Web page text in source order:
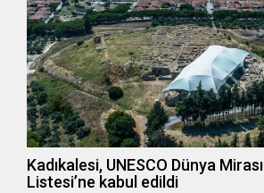
Kadıkalesi, UNESCO Dünya
Listesi’ne kabul edildi